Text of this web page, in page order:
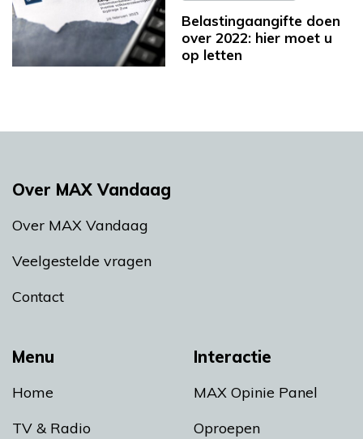
Belastingaangifte doen
over 2022: hier moet u
op letten
Menu
Home
TV & Radio
Interactie
MAX Opinie Panel
Oproepen
Over MAX Vandaag
Over MAX Vandaag
Veelgestelde vragen
Contact